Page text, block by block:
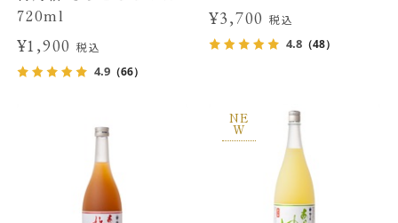
720ml
¥1,900税込
4.9（66）
¥3,700 税込
4.8 （48）
NE
W